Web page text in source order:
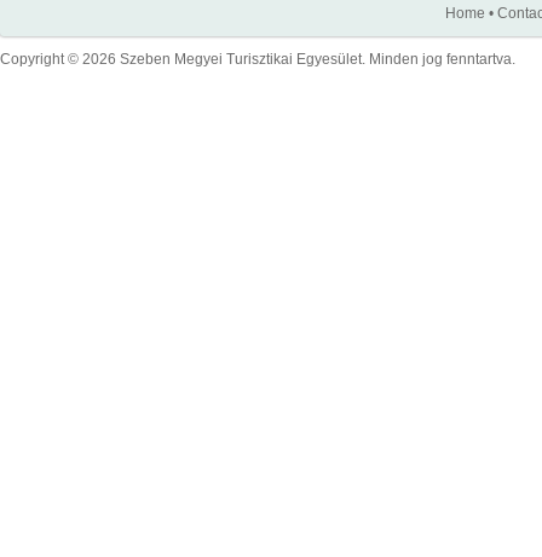
Home •
Copyright © 2026 Szeben Megyei Turisztikai Egyesület. Minden jog fenntartva.